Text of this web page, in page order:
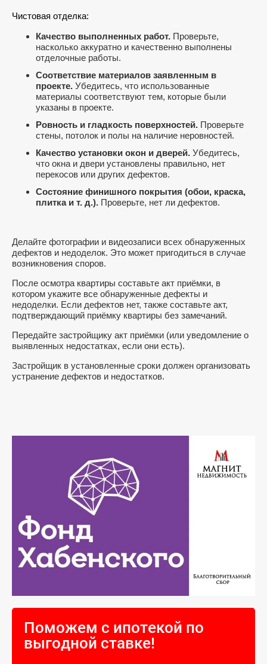
Поможем с ипотекой по
выгодной ставке!
Чистовая отделка:
Качество выполненных работ. Проверьте,
насколько аккуратно и качественно выполнены
отделочные работы.
Соответствие материалов заявленным в
проекте. Убедитесь, что использованные
материалы соответствуют тем, которые были
указаны в проекте.
Ровность и гладкость поверхностей. Проверьте
стены, потолок и полы на наличие неровностей.
Качество установки окон и дверей. Убедитесь,
что окна и двери установлены правильно, нет
перекосов или других дефектов.
Состояние финишного покрытия (обои, краска,
плитка и т. д.). Проверьте, нет ли дефектов.
Делайте фотографии и видеозаписи всех обнаруженных
дефектов и недоделок. Это может пригодиться в случае
возникновения споров.
После осмотра квартиры составьте акт приёмки, в
котором укажите все обнаруженные дефекты и
недоделки. Если дефектов нет, также составьте акт,
подтверждающий приёмку квартиры без замечаний.
Передайте застройщику акт приёмки (или уведомление о
выявленных недостатках, если они есть).
Застройщик в установленные сроки должен организовать
устранение дефектов и недостатков.